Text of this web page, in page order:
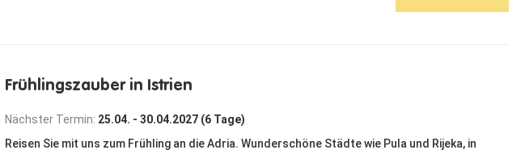
Frühlingszauber in Istrien
Nächster Termin: 25.04. - 30.04.2027 (6 Tage)
Reisen Sie mit uns zum Frühling an die Adria. Wunderschöne Städte wie Pula und Rijeka, in